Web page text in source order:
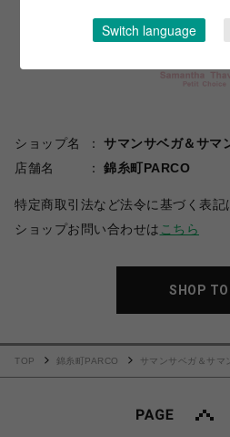
ショップ名
サマンサベガ＆サマ
店舗名
錦糸町PARCO
特定商取引法など法令に基づく表記
ショップお問い合わせは こちら
SHOP
TOP 錦糸町PARCO サマンサベガ＆サマ
Switch language